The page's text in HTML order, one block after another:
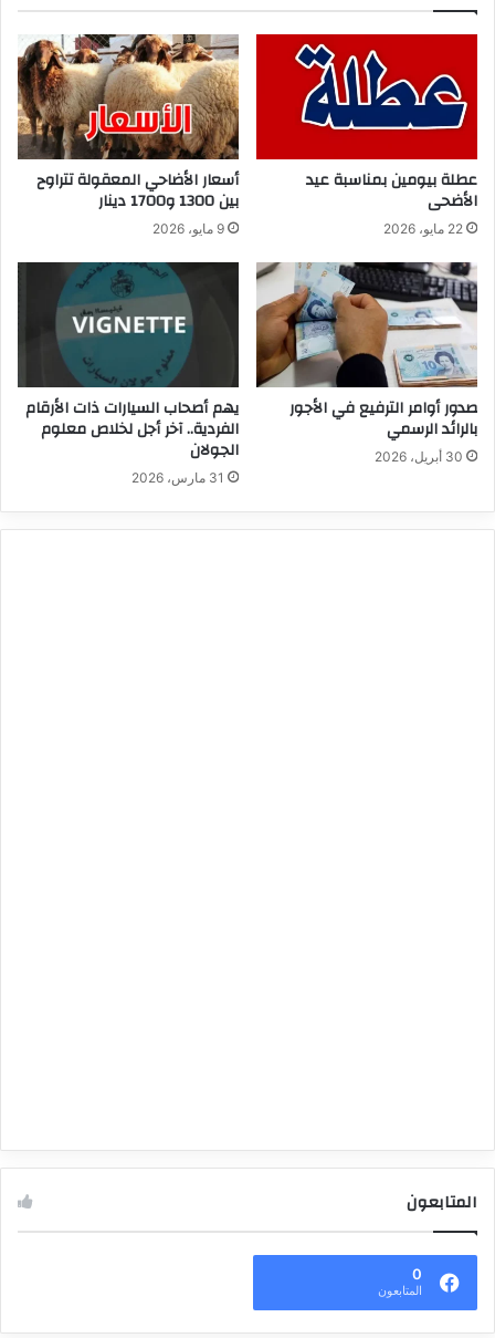
عطلة بيومين بمناسبة عيد
الأضحى
22 مايو، 2026
أسعار الأضاحي المعقولة تتراوح
بين 1300 و1700 دينار
9 مايو، 2026
صدور أوامر الترفيع في الأجور
بالرائد الرسمي
30 أبريل، 2026
يهم أصحاب السيارات ذات الأرقام
الفردية.. آخر أجل لخلاص معلوم
الجولان
31 مارس، 2026
المتابعون
0
المتابعون